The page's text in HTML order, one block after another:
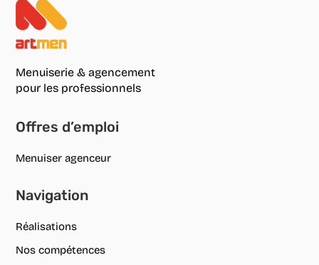
Menuiserie & agencement
pour les professionnels
Offres d’emploi
Menuiser agenceur
Navigation
Réalisations
Nos compétences